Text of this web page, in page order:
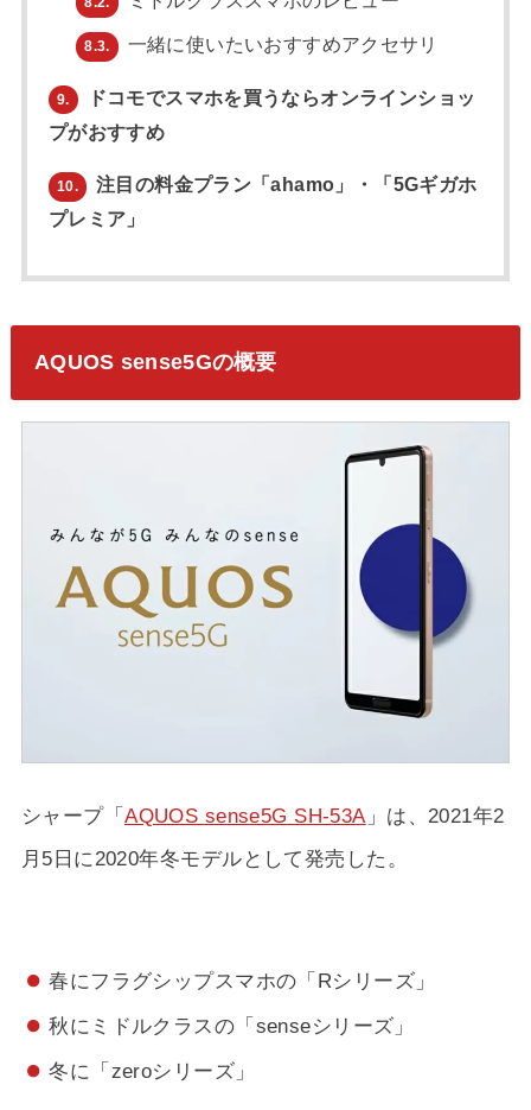
8.3. 一緒に使いたいおすすめアクセサリ
9.
ドコモでスマホを買うならオンラインショッ
プがおすすめ
10.
注目の料金プラン「ahamo」・「5Gギガホ
プレミア」
AQUOS sense5Gの概要
シャープ「AQUOS sense5G SH-53A」は、2021年2
月5日に2020年冬モデルとして発売した。
春にフラグシップスマホの「Rシリーズ」
秋にミドルクラスの「senseシリーズ」
冬に「zeroシリーズ」